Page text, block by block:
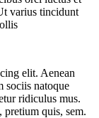
varius tincidunt
elit. Aenean
sociis natoque
ridiculus mus.
pretium quis, sem.